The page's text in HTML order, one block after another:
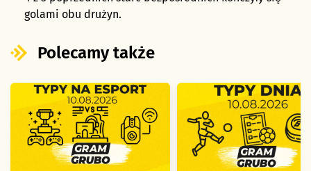
golami obu drużyn.
Polecamy także